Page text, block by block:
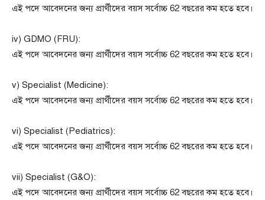
এই পদে আবেদনের জন্য প্রার্থীদের বয়স সর্বোচ্চ 62 বছরের কম হতে হবে।
iv) GDMO (FRU):
এই পদে আবেদনের জন্য প্রার্থীদের বয়স সর্বোচ্চ 62 বছরের কম হতে হবে।
v) Specialist (Medicine):
এই পদে আবেদনের জন্য প্রার্থীদের বয়স সর্বোচ্চ 62 বছরের কম হতে হবে।
vi) Specialist (Pediatrics):
এই পদে আবেদনের জন্য প্রার্থীদের বয়স সর্বোচ্চ 62 বছরের কম হতে হবে।
vii) Specialist (G&O):
এই পদে আবেদনের জন্য প্রার্থীদের বয়স সর্বোচ্চ 62 বছরের কম হতে হবে।